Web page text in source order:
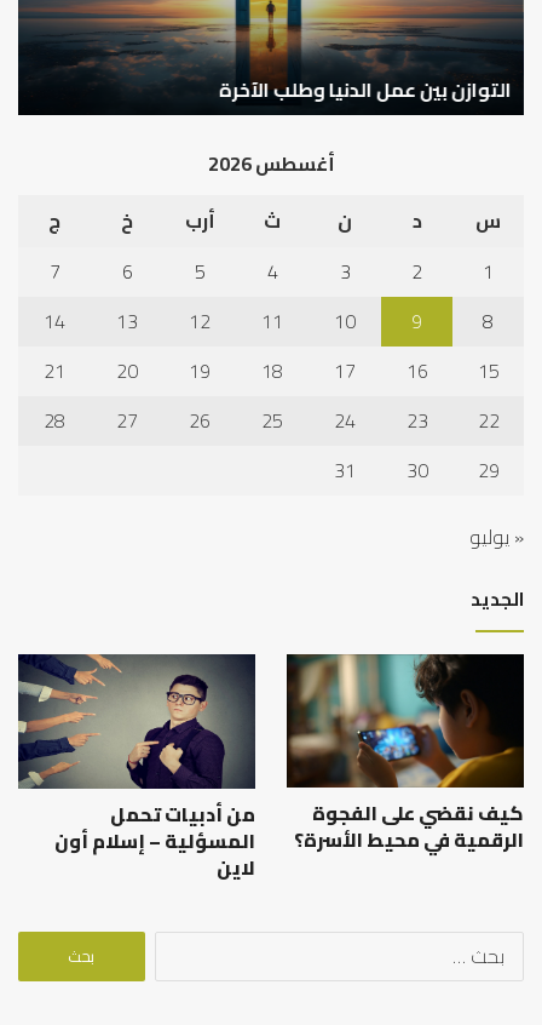
التوازن بين عمل الدنيا وطلب الآخرة
أغسطس 2026
س
د ن ث أرب خ
ج
1
2
3
4
5
6
7
8
9
10
11
12
13
14
15
16
17
18
19
20
21
22
23
24
25
26
27
28
29
30
31
« يوليو
الجديد
كيف نقضي على الفجوة
الرقمية في محيط الأسرة؟
من أدبيات تحمل
المسؤلية – إسلام أون
لاين
البحث